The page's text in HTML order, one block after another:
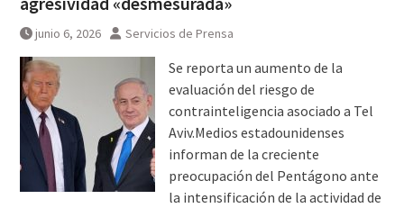
junio 6, 2026 Servicios de Prensa
Se reporta un aumento de la
evaluación del riesgo de
contrainteligencia asociado a Tel
Aviv.Medios estadounidenses
informan de la creciente
preocupación del Pentágono ante
la intensificación de la actividad de